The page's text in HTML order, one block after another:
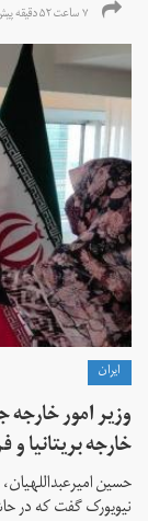
۷ ساعت ۵۲ دقیقه پیش
ايران
وزیر امور
خارجه بریتانیا
حسین
نیویورک گفت که در